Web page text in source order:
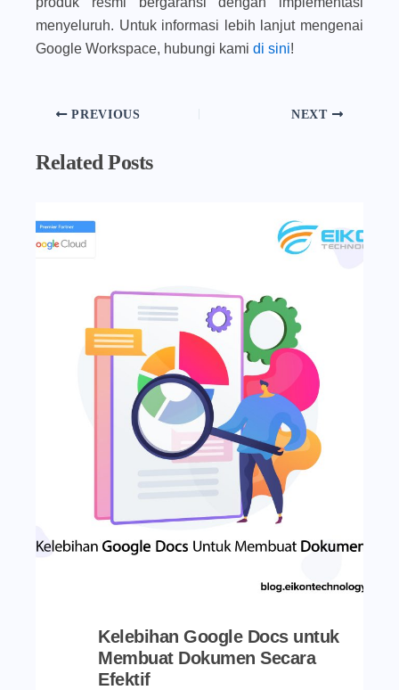
menyeluruh. Untuk informasi lebih lanjut mengenai
Google Workspace, hubungi kami di sini!
PREVIOUS NEXT
Related Posts
Kelebihan Google Docs untuk
Membuat Dokumen Secara
Efektif